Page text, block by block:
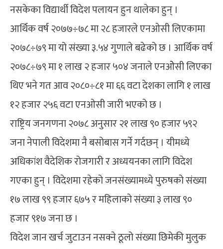
नसकेका विद्यार्थी विदेश पलायन हुन थालेका हुन् ।
आर्थिक वर्ष २०७७÷७८ मा २८ हजारले एनओसी लिएकामा
२०७८÷७९ मा यो संख्या ३.५४ गुणाले बढेको छ । आर्थिक वर्ष
२०७८÷७९ मा १ लाख २ हजार ५०४ जनाले एनओेसी लिएका
थिए भने गत आव २०८०÷८१ मा ६६ वटा देशका लागि १ लाख
१२ हजार २५६ वटा एनओसी जारी भएको छ ।
राष्ट्रिय जनगणना २०७८ अनुसार २१ लाख ९० हजार ५९२
जना नेपाली विदेशमा नै बसोबास गर्ने गर्दछन् । यीमध्ये
अधिकांश वैदेशिक रोजगारी र अध्ययनका लागि विदेश
गएका हुन् । विदेशमा रहेको जनसंख्यामध्ये पुरुषको संख्या
१७ लाख ९९ हजार ६७५ र महिलाको संख्या ३ लाख ९०
हजार ९१७ जना छ ।
विदेश जान खर्च जुटाउन नसक्ने ठूलो संख्या छिमेकी मुलुक